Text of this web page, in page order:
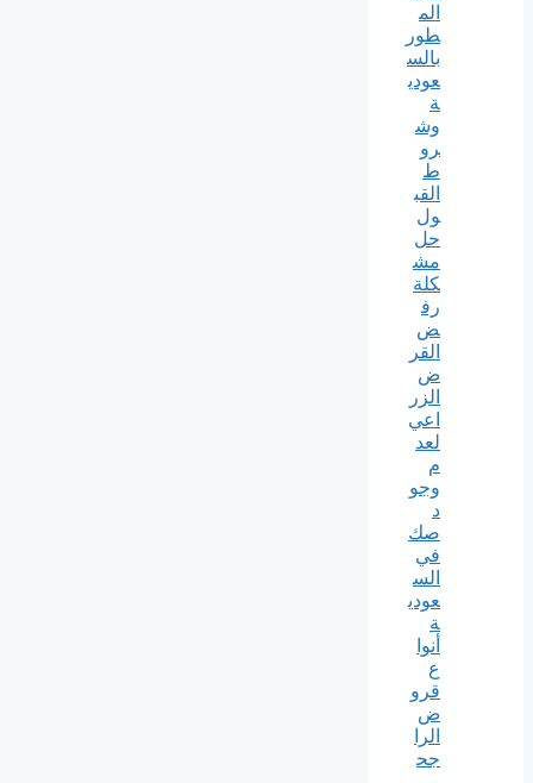
الم
طور
بالس
عودي
ة
وش
رو
ط
القب
ول
حل
مش
كلة
رف
ض
القر
ض
الزر
اعي
لعد
م
وجو
د
صك
في
الس
عودي
ة
أنوا
ع
قرو
ض
الرا
جح